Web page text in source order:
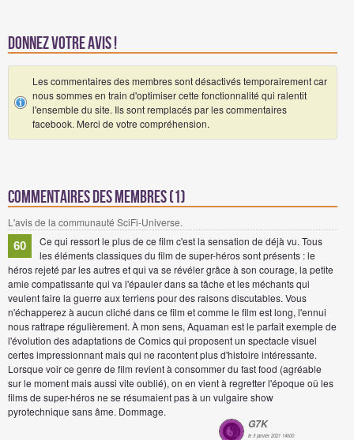
Donnez votre avis !
Les commentaires des membres sont désactivés temporairement car
nous sommes en train d'optimiser cette fonctionnalité qui ralentit
l'ensemble du site. Ils sont remplacés par les commentaires
facebook. Merci de votre compréhension.
Commentaires des membres (1)
L'avis de la communauté SciFi-Universe.
60
Ce qui ressort le plus de ce film c'est la sensation de déjà vu. Tous
les éléments classiques du film de super-héros sont présents : le
héros rejeté par les autres et qui va se révéler grâce à son courage, la petite
amie compatissante qui va l'épauler dans sa tâche et les méchants qui
veulent faire la guerre aux terriens pour des raisons discutables. Vous
n'échapperez à aucun cliché dans ce film et comme le film est long, l'ennui
nous rattrape régulièrement. À mon sens, Aquaman est le parfait exemple de
l'évolution des adaptations de Comics qui proposent un spectacle visuel
certes impressionnant mais qui ne racontent plus d'histoire intéressante.
Lorsque voir ce genre de film revient à consommer du fast food (agréable
sur le moment mais aussi vite oublié), on en vient à regretter l'époque oû les
films de super-héros ne se résumaient pas à un vulgaire show
pyrotechnique sans âme. Dommage.
G7K
le 3 janvier 2021 14h00